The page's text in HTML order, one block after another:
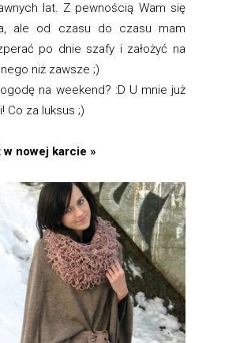
lat. Z pewnością Wam się
ale od czasu do czasu mam
po dnie szafy i założyć na
niż zawsze ;)
na weekend? :D U mnie już
Co za luksus ;)
nowej karcie »